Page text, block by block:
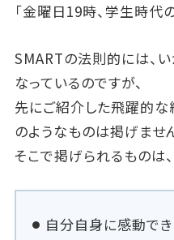
「金曜日19時、学生時代
SMARTの法則的には、
なっているのですが、
先にご紹介した飛躍的な
のようなものは掲げませ
そこで掲げられるものは、
自分自身に感動で